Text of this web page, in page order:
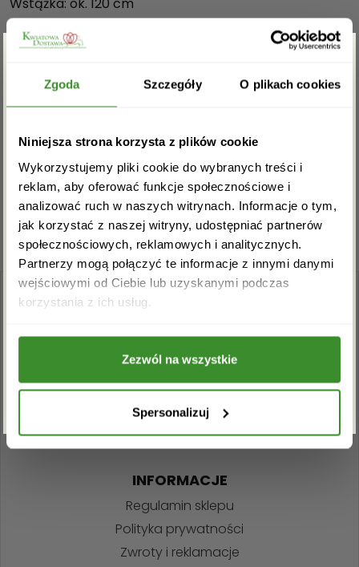
Zgoda Szczegóły O plikach cookies
Niniejsza strona korzysta z plików cookie
Wykorzystujemy pliki cookie do wybranych treści i
reklam, aby oferować funkcje społecznościowe i
analizować ruch w naszych witrynach. Informacje o tym,
jak korzystać z naszej witryny, udostępniać partnerów
społecznościowych, reklamowych i analitycznych.
Partnerzy mogą połączyć te informacje z innymi danymi
wejściowymi od Ciebie lub uzyskanymi podczas
korzystania z ich usług.
Zezwól na wszystkie
Spersonalizuj
OPINIE
Musisz się zalogować , aby dodać opinię.
+48 22 110 59 60 info@kwiatowadostawa.pl
INFORMACJE
Regulamin sklepu
Polityka prywatności
Zwroty i reklamacje
Zgarnij rabat -5%
Zapisz się do newslettera i zgarnij
rabat na pierwsze zakupy!
Akceptuję regulamin i wyrażam zgodę na
przetwarzanie powyższych danych osobowych
ZAPISZ SIĘ